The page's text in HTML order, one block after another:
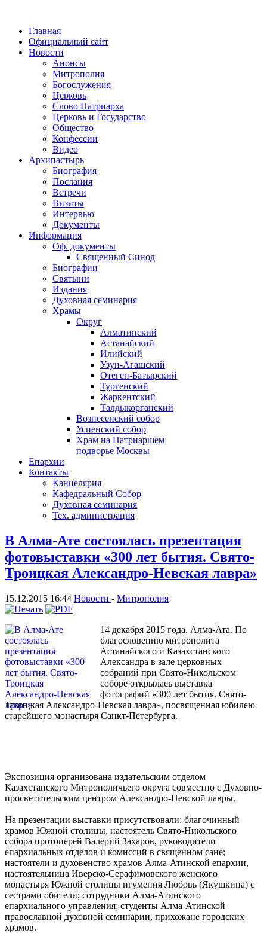
Главная
Официальный сайт
Новости
Анонсы
Митрополия
Богослужения
Церковь
Слово Патриарха
Церковь и Государство
Общество
Конфессии
Видео
Архипастырь
Биография
Послания
Встречи
Визиты
Интервью
Документы
Информация
Оф. документы
Священный Синод
Биографии
Святыни
Издания
Духовная семинария
Храмы
Округ
Алматинский
Астанайский
Илийский
Узун-Агашский
Отеген-Батырский
Тургенский
Жаркентский
Талдыкорганский
Вознесенский собор
Успенский собор
Храм на Патриаршем
подворье Москвы
Епархии
Контакты
Канцелярия
Кафедральный Собор
Духовная семинария
Тех. администрация
В Алма-Ате состоялась презентация
фотовыставки «300 лет бытия. Свято-
Троицкая Александро-Невская лавра»
15.12.2015 16:44 Новости - Митрополия
14 декабря 2015 года. Алма-Ата. По
благословению митрополита
Астанайского и Казахстанского
Александра в зале церковных
собраний при Свято-Никольском
соборе открылась выставка
фотографий «300 лет бытия. Свято-
Троицкая Александро-Невская лавра», посвященная юбилею
старейшего монастыря Санкт-Петербурга.
Экспозиция организована издательским отделом
Казахстанского Митрополичьего округа совместно с Духовно-
просветительским центром Александро-Невской лавры.
На презентации выставки присутствовали: благочинный
храмов Южной столицы, настоятель Свято-Никольского
собора протоиерей Валерий Захаров, руководители
епархиальных отделов и комиссий в священном сане;
настоятели и духовенство храмов Алма-Атинской епархии,
настоятельница Иверско-Серафимовского женского
монастыря Южной столицы игумения Любовь (Якушкина) с
сестрами обители; сотрудники Алма-Атинского
епархиального управления; студенты Алма-Атинской
православной духовной семинарии, прихожане городских
храмов.